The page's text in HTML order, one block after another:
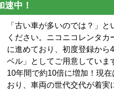
中！
「古い車が多いのでは？」
ください。ニコニコレンタ
に進めており、初度登録から
ベル」としてご用意していま
10年間で約10倍に増加！現
おり、車両の世代交代が着実